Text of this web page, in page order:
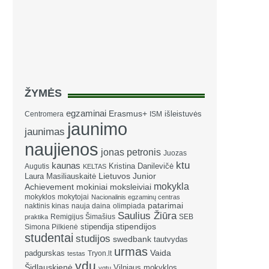
ŽYMĖS
Centromera egzaminai Erasmus+ ISM išleistuvės
jaunimas jaunimo
naujienos jonas petronis Juozas
Augutis kaunas KELTAS Kristina Danilevičė ktu
Laura Masiliauskaitė Lietuvos Junior
Achievement mokiniai moksleiviai mokykla
mokyklos mokytojai Nacionalinis egzaminų centras
naktinis kinas nauja daina olimpiada patarimai
praktika Remigijus Šimašius Saulius Žiūra SEB
Simona Pilkienė stipendija stipendijos
studentai studijos swedbank tautvydas
padgurskas testas Tryon.lt urmas Vaida
vdu